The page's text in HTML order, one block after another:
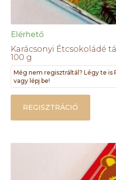
Elérhető
Karácsonyi Étcsokoládé
100 g
Még nem regisztráltál? Légy te is
vagy lépj be!
REGISZTRÁCIÓ